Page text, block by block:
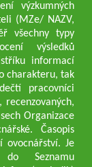
výzkumných
(MZe/ NAZV,
všechny typy
výsledků
informací
charakteru, tak
pracovníci
recenzovaných,
Organizace
Časopis
ovocnářství. Je
do Seznamu